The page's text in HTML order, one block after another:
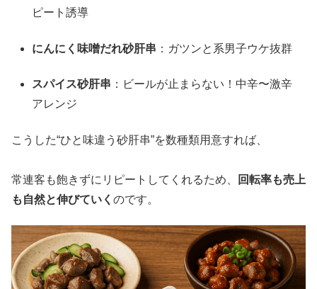
ピート誘導
にんにく味噌だれ砂肝串 ：ガツンと系男子ウケ抜群
スパイス砂肝串 ：ビールが止まらない！中辛〜激辛
アレンジ
こうした“ひと味違う砂肝串”を数種類用意すれば、
常連客も飽きずにリピートしてくれるため、
回転率も売上
も自然と伸びていく のです。